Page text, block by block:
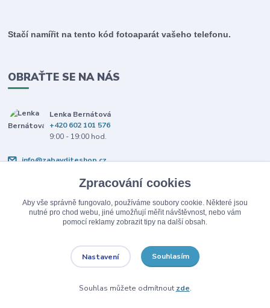
Stačí namířit na tento kód fotoaparát vašeho telefonu.
OBRAŤTE SE NA NÁS
Lenka Bernátová
+420 602 101 576
9:00 - 19:00 hod.
info@zabavditeshop.cz
Upravit sběr cookies.
Vytvořeno na
Eshop-rychle.cz
Zpracování cookies
Aby vše správně fungovalo, používáme soubory cookie. Některé jsou
nutné pro chod webu, jiné umožňují měřit návštěvnost, nebo vám
pomocí reklamy zobrazit tipy na další obsah.
Nastavení Souhlasím
Souhlas můžete odmítnout zde.